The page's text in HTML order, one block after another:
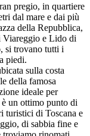
pregio, in quartiere
dal mare e dai più
della Repubblica,
Viareggio e Lido di
si trovano tutti i
piedi.
sulla costa
della famosa
ideale per
è un ottimo punto di
turistici di Toscana e
di sabbia fine e